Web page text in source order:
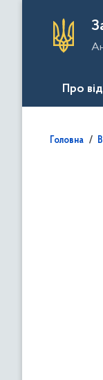
Про
Головна